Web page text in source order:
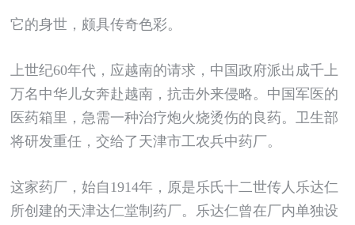
它的身世，颇具传奇色彩。
上世纪60年代，应越南的请求，中国政府派出成千上
万名中华儿女奔赴越南，抗击外来侵略。中国军医的
医药箱里，急需一种治疗炮火烧烫伤的良药。卫生部
将研发重任，交给了天津市工农兵中药厂。
这家药厂，始自1914年，原是乐氏十二世传人乐达仁
所创建的天津达仁堂制药厂。乐达仁曾在厂内单独设